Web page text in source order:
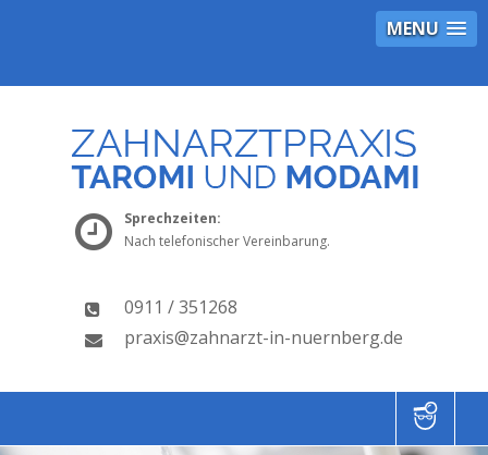
MENU
Sprechzeiten:
Nach telefonischer Vereinbarung.
0911 / 351268
praxis@zahnarzt-in-nuernberg.de